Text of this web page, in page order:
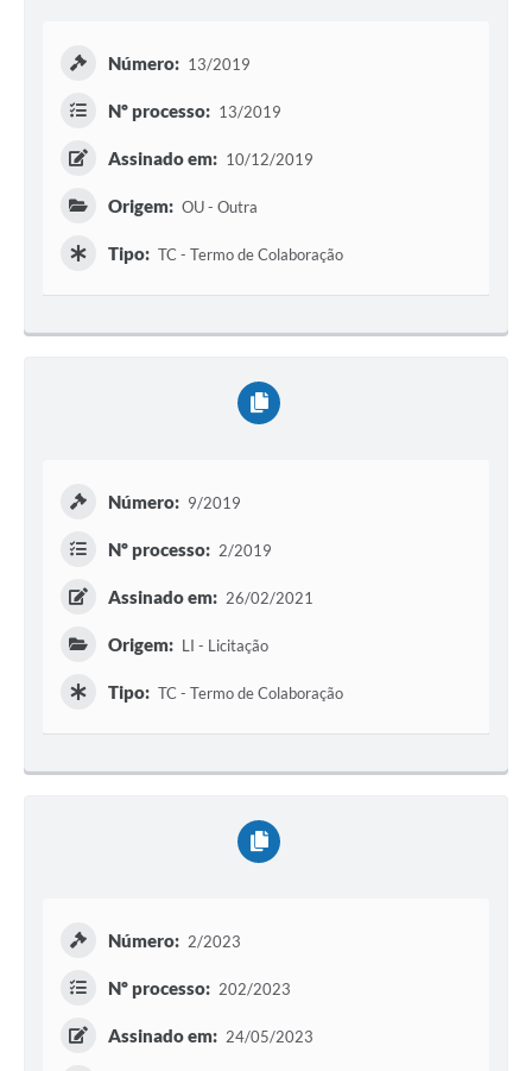
Número: 13/2019
Nº processo: 13/2019
Assinado em: 10/12/2019
Origem: OU - Outra
Tipo: TC - Termo de Colaboração
Número: 9/2019
Nº processo: 2/2019
Assinado em: 26/02/2021
Origem: LI - Licitação
Tipo: TC - Termo de Colaboração
Número: 2/2023
Nº processo: 202/2023
Assinado em: 24/05/2023